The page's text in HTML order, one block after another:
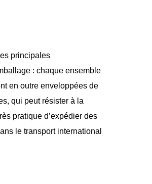
principales
: chaque ensemble
en outre enveloppées de
qui peut résister à la
pratique d’expédier des
le transport international